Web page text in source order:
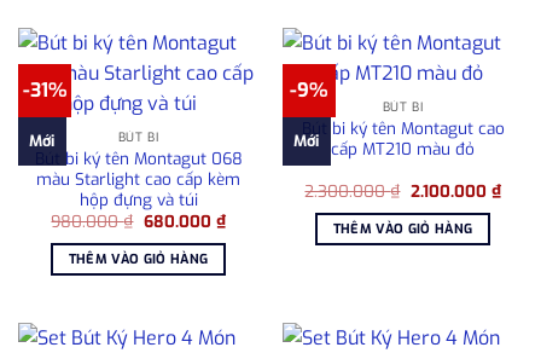
-31%
Mới BÚT BI
Bút bi ký tên Montagut 068
màu Starlight cao cấp kèm
hộp đựng và túi
980.000₫ Giá
là:
980.000 ₫.
680.000 ₫Giá
hiện
680.000 ₫.
THÊM VÀO GIỎ HÀNG
-9%
Mới
BÚT BI
Bút bi ký tên Montagut cao
cấp MT210 màu đỏ
2.300.000₫ Giá
là:
2.300.000 ₫.
2.100.000 ₫Giá
hiện
THÊM VÀO GIỎ HÀNG